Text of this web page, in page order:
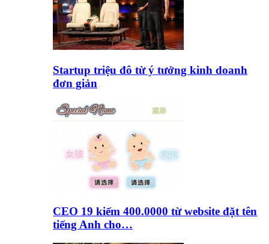
Startup triệu đô từ ý tưởng kinh doanh
đơn giản
CEO 19 kiếm 400.0000 từ website đặt tên
tiếng Anh cho…